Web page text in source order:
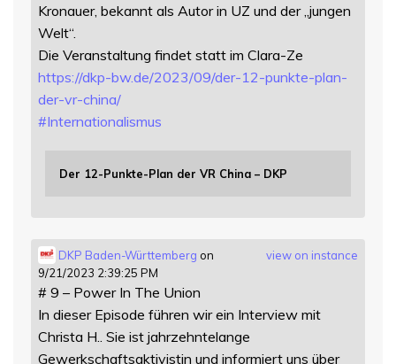
Kronauer, bekannt als Autor in UZ und der „jungen
Welt“.
Die Veranstaltung findet statt im Clara-Ze
https://dkp-bw.de/2023/09/der-12-punkte-plan-
der-vr-china/
#Internationalismus
Der 12-Punkte-Plan der VR China – DKP
view on instance
DKP Baden-Württemberg on
9/21/2023 2:39:25 PM
# 9 – Power In The Union
In dieser Episode führen wir ein Interview mit
Christa H.. Sie ist jahrzehntelange
Gewerkschaftsaktivistin und informiert uns über